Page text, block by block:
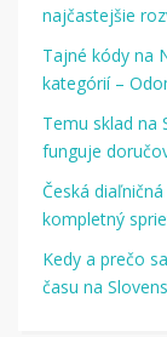
najčastejšie
Tajné kódy na
kategórií –
Temu sklad na
funguje
Česká
kompletný
Kedy a prečo
času na